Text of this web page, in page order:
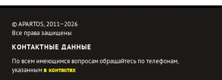
© APARTOS, 2011−2026
Все права защищены
КОНТАКТНЫЕ ДАННЫЕ
По всем имеющимся вопросам обращайтесь по телефонам,
указаннымв контактах